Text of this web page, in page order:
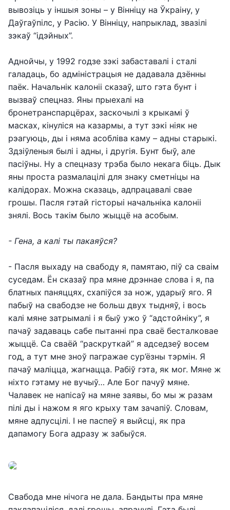
вывозіць у іншыя зоны – у Вінніцу на Ўкраіну, у
Даўгаўпілс, у Расію. У Вінніцу, напрыклад, звазілі
зэкаў “ідэйных”.
Аднойчы, у 1992 годзе зэкі забаставалі і сталі
галадаць, бо адміністрацыя не дадавала дзённы
паёк. Начальнік калоніі сказаў, што гэта бунт і
вызваў спецназ. Яны прыехалі на
бронетранспарцёрах, заскочылі з крыкамі ў
масках, кінуліся на казармы, а тут зэкі ніяк не
рэагуюць, ды і няма асобліва каму – адны старыкі.
Здзіўленыя былі і адны, і другія. Бунт быў, але
пасіўны. Ну а спецназу трэба было некага біць. Дык
яны проста размалацілі для знаку сметніцы на
калідорах. Можна сказаць, адпрацавалі свае
грошы. Пасля гэтай гісторыі начальніка калоніі
знялі. Вось такім было жыццё на асобым.
- Гена, а калі ты пакаяўся?
- Пасля выхаду на свабоду я, памятаю, піў са сваім
суседам. Ён сказаў пра мяне дрэннае слова і я, па
блатных паняццях, схапіўся за нож, ударыў яго. Я
пабыў на свабодзе не больш двух тыдняў, і вось
калі мяне затрымалі і я быў ужо ў “адстойніку”, я
пачаў задаваць сабе пытанні пра сваё бесталковае
жыццё. Са сваёй “раскруткай” я адседзеў восем
год, а тут мне зноў пагражае сур’ёзны тэрмін. Я
пачаў маліцца, жагнацца. Рабіў гэта, як мог. Мяне ж
ніхто гэтаму не вучыў… Але Бог пачуў мяне.
Чалавек не напісаў на мяне заявы, бо мы ж разам
пілі ды і нажом я яго крыху там зачапіў. Словам,
мяне адпусцілі. І не паспеў я выйсці, як пра
дапамогу Бога адразу ж забыўся.
Свабода мне нічога не дала. Бандыты пра мяне